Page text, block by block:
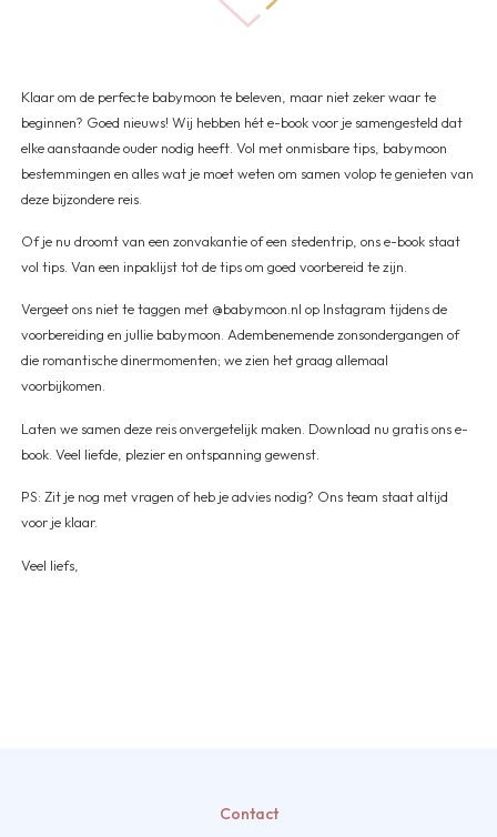
Klaar om de perfecte babymoon te beleven, maar niet zeker waar te
beginnen? Goed nieuws! Wij hebben hét e-book voor je samengesteld dat
elke aanstaande ouder nodig heeft. Vol met onmisbare tips, babymoon
bestemmingen en alles wat je moet weten om samen volop te genieten van
deze bijzondere reis.
Of je nu droomt van een zonvakantie of een stedentrip, ons e-book staat
vol tips. Van een inpaklijst tot de tips om goed voorbereid te zijn.
Vergeet ons niet te taggen met @babymoon.nl op Instagram tijdens de
voorbereiding en jullie babymoon. Adembenemende zonsondergangen of
die romantische dinermomenten; we zien het graag allemaal
voorbijkomen.
Laten we samen deze reis onvergetelijk maken. Download nu gratis ons e-
book. Veel liefde, plezier en ontspanning gewenst.
PS: Zit je nog met vragen of heb je advies nodig? Ons team staat altijd
voor je klaar.
Veel liefs,
Contact